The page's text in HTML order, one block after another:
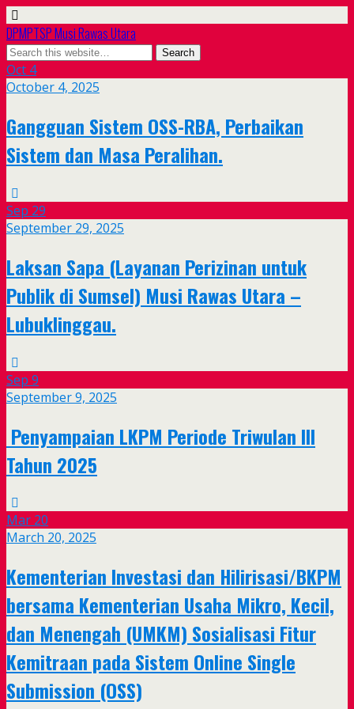
DPMPTSP Musi Rawas Utara
Oct 4
October 4, 2025
Gangguan Sistem OSS-RBA, Perbaikan
Sistem dan Masa Peralihan.
Sep 29
September 29, 2025
Laksan Sapa (Layanan Perizinan untuk
Publik di Sumsel) Musi Rawas Utara –
Lubuklinggau.
Sep 9
September 9, 2025
Penyampaian LKPM Periode Triwulan III
Tahun 2025
Mar 20
March 20, 2025
Kementerian Investasi dan Hilirisasi/BKPM
bersama Kementerian Usaha Mikro, Kecil,
dan Menengah (UMKM) Sosialisasi Fitur
Kemitraan pada Sistem Online Single
Submission (OSS)